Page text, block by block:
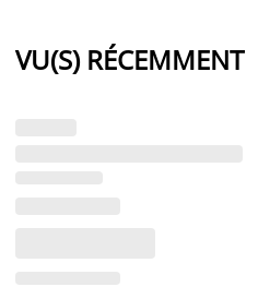
VU(S) RÉCEMMENT